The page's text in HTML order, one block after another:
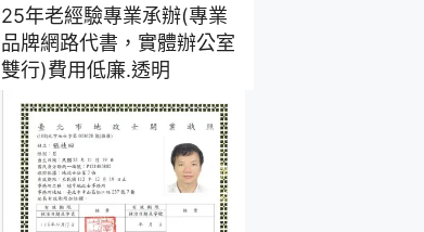
25年老經驗專業承辦(專業
品牌網路代書，實體辦公室
雙行)費用低廉.透明